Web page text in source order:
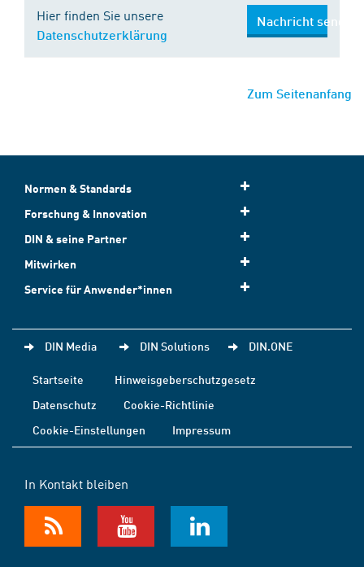
Hier finden Sie unsere
Datenschutzerklärung
Nachricht senden
Zum Seitenanfang
Normen & Standards
Forschung & Innovation
DIN & seine Partner
Mitwirken
Service für Anwender*innen
DIN Media DIN Solutions DIN.ONE
Startseite
Hinweisgeberschutzgesetz
Datenschutz
Cookie-Richtlinie
Cookie-Einstellungen
Impressum
In Kontakt bleiben